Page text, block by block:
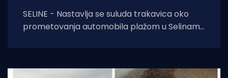
SELINE - Nastavlja se suluda trakavica oko
prometovanja automobila plažom u Selinama
grupa građana